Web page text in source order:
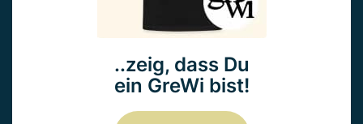
..zeig, dass Du
ein GreWi bist!